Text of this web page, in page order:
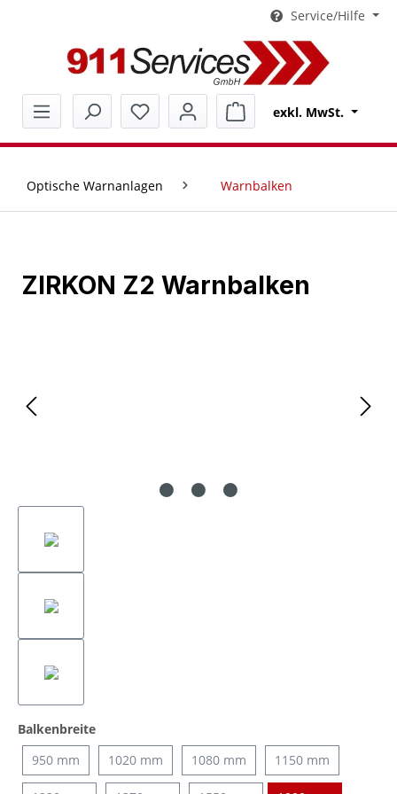
Service/Hilfe
Warenkorb enthält 0
exkl. MwSt.
Optische Warnanlagen Warnbalken
ZIRKON Z2 Warnbalken
Balkenbreiteauswählen
950 mm
1020 mm 1080 mm 1150 mm